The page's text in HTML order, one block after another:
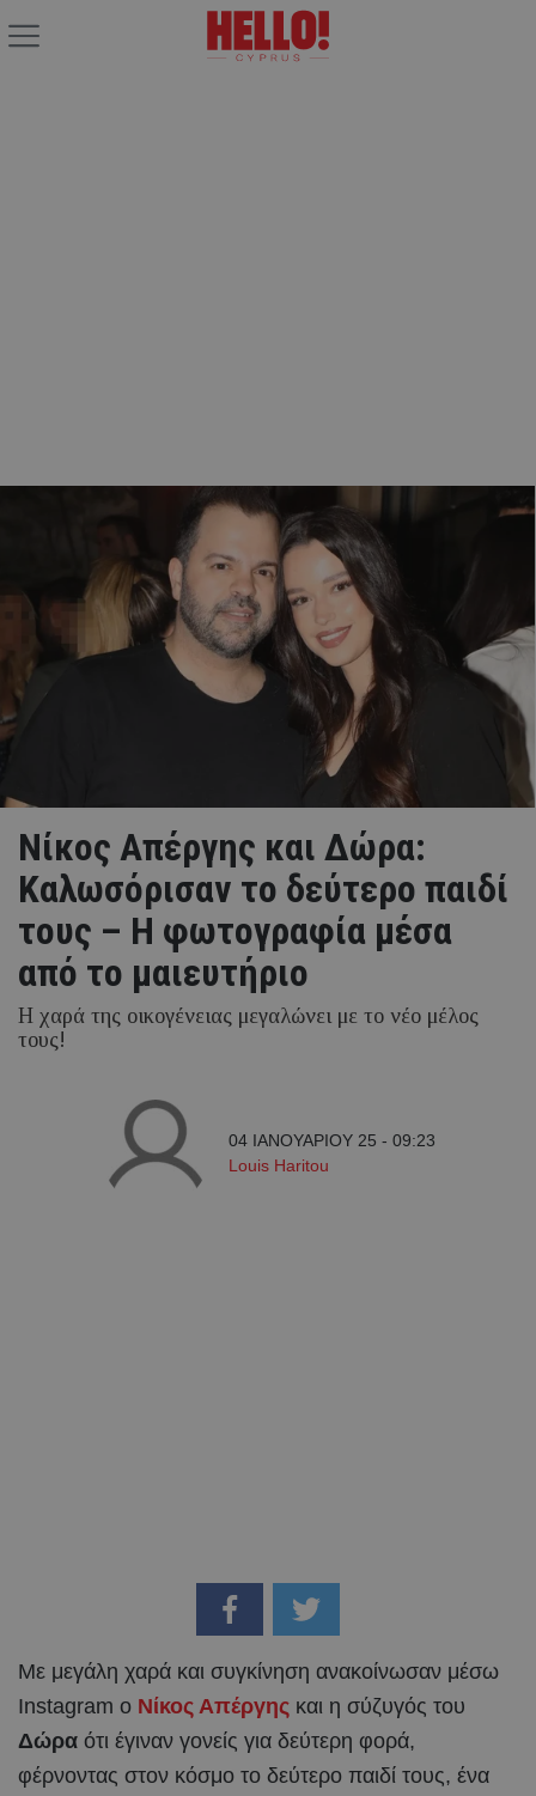
Νίκος Απέργης και Δώρα:
Καλωσόρισαν το δεύτερο παιδί
τους – Η φωτογραφία μέσα
από το μαιευτήριο
Η χαρά της οικογένειας μεγαλώνει με το νέο μέλος
τους!
04 ΙΑΝΟΥΑΡΙΟΥ 25 - 09:23
Louis Haritou
Με μεγάλη χαρά και συγκίνηση ανακοίνωσαν μέσω
Instagram ο Νίκος Απέργης και η σύζυγός του
Δώρα ότι έγιναν γονείς για δεύτερη φορά,
φέρνοντας στον κόσμο το δεύτερο παιδί τους, ένα